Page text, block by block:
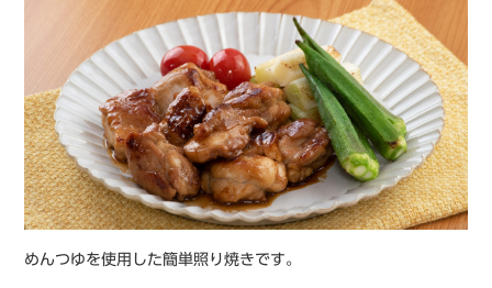
めんつゆを使用した簡単照り焼きです。